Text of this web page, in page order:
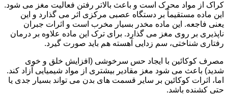
کراک از مواد محرک است و باعث بالاتر رفتن فعالیت مغز می شود.
این ماده مستقیماً بر دستگاه عصبی مرکزی اثر می گذارد و این
یعنی فاجعه. این ماده مخدر بسیار مخرب است و اثرات جبران
ناپذیری بر روی مغز می گذارد. برای ترک این ماده علاوه بر درمان
رفتاری شناختی، سم زدایی آهسته هم باید صورت گیرد.
مصرف کوکائین با ایجاد حس سرخوشی (افزایش خلق و خوی
شدید) باعث می شود مغز مقادیر بیشتری از مواد شیمیایی آزاد کند.
اما، اثرات کوکائین بر سایر قسمت های بدن می تواند بسیار جدی یا
حتی کشنده باشد.